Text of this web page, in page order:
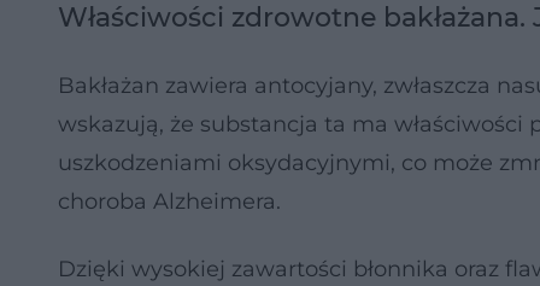
Właściwości zdrowotne
Bakłażan zawiera antocyjany, zwłaszcza
wskazują, że substancja ta ma
uszkodzeniami oksydacyjnymi, co może
choroba Alzheimera.
Dzięki wysokiej zawartości błonnika oraz